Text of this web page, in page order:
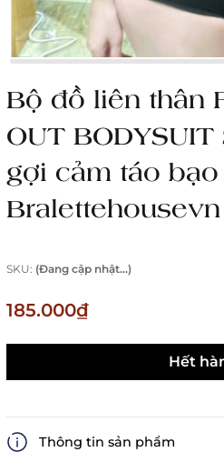
Bộ đồ liên thân
OUT
gợi cảm táo
Bralettehousevn
SKU: (Đang cập nhật...)
185.000₫
Hết
Thông tin sản phẩm